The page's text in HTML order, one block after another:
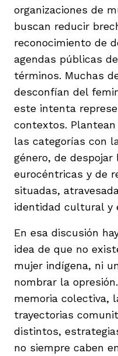
organizaciones de
buscan reducir
reconocimiento de
agendas públicas
términos. Muchas
desconfían del
este intenta
contextos.
las categorías con
género, de
eurocéntricas y de
situadas,
identidad cultural y
En esa discusión
idea de que no
mujer indígena, ni
nombrar la
memoria colectiva,
trayectorias
distintos,
no siempre caben